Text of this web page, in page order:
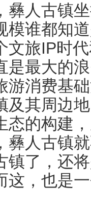
人古镇坐
模谁都知
文旅IP时
是最大的
游消费基
及其周边
态的构建
彝人古镇
镇了，还
这，也是